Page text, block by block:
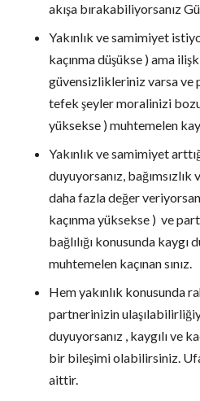
akışa bırakabiliyorsanız
Yakınlık ve samimiyet
kaçınma düşükse ) ama
güvensizlikleriniz varsa ve
tefek şeyler moralinizi
yüksekse ) muhtemelen
Yakınlık ve samimiyet
duyuyorsanız,
daha fazla değer
kaçınma yüksekse ) ve
bağlılığı konusunda
muhtemelen kaçınan sınız.
Hem yakınlık konusunda
partnerinizin
duyuyorsanız , kaygılı ve
bir bileşimi olabilirsiniz.
aittir.